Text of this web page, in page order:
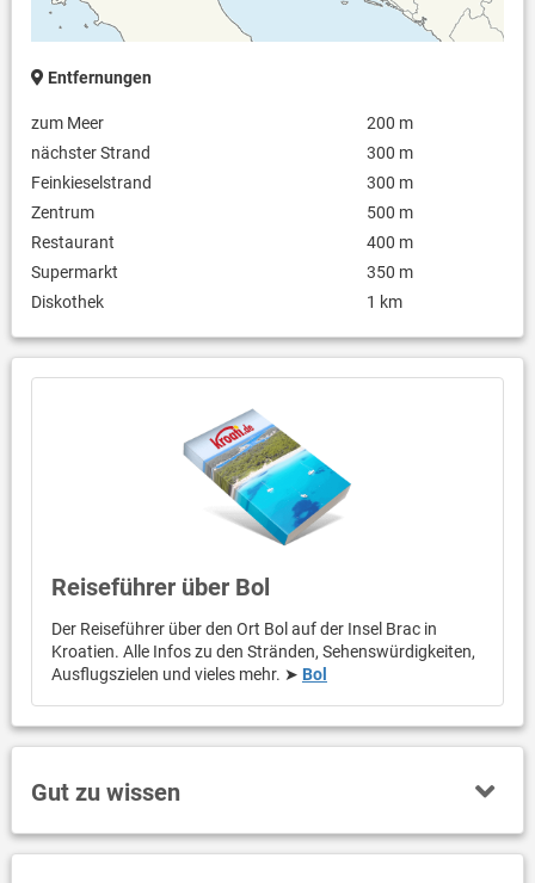
Entfernungen
zum Meer
200 m
nächster Strand
300 m
Feinkieselstrand
300 m
Zentrum
500 m
Restaurant
400 m
Supermarkt
350 m
Diskothek
1 km
Reiseführer über Bol
Der Reiseführer über den Ort Bol auf der Insel Brac in
Kroatien. Alle Infos zu den Stränden, Sehenswürdigkeiten,
Ausflugszielen und vieles mehr. ➤ Bol
Gut zu wissen